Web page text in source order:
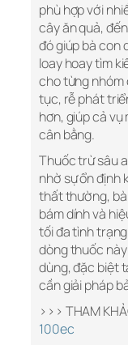
phù hợp với
cây ăn quả,
đó giúp bà con
loay hoay tìm
cho từng nhóm
tục, rễ phát
hơn, giúp cả
cân bằng.
Thuốc trừ sâu
nhờ sự ổn định
thất thường,
bám dính và
tối đa tình
dòng thuốc
dùng, đặc biệt
cần giải pháp
>>> THAM
100ec